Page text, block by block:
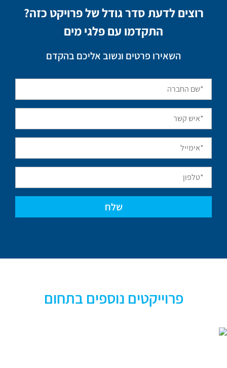
רוצים לדעת סדר גודל של פרויקט כזה?
התקדמו עם פלגי מים
השאירו פרטים ונשוב אליכם בהקדם
פרוייקטים נוספים בתחום